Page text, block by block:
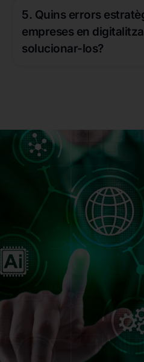
5. Quins errors
empreses en
solucionar-los?